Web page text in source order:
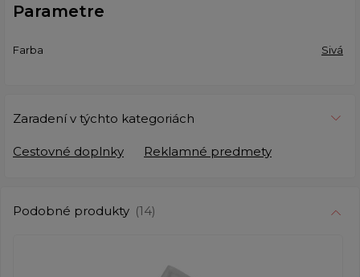
Parametre
Farba Sivá
Zaradení v týchto kategoriách
Cestovné doplnky Reklamné predmety
Podobné produkty (14)